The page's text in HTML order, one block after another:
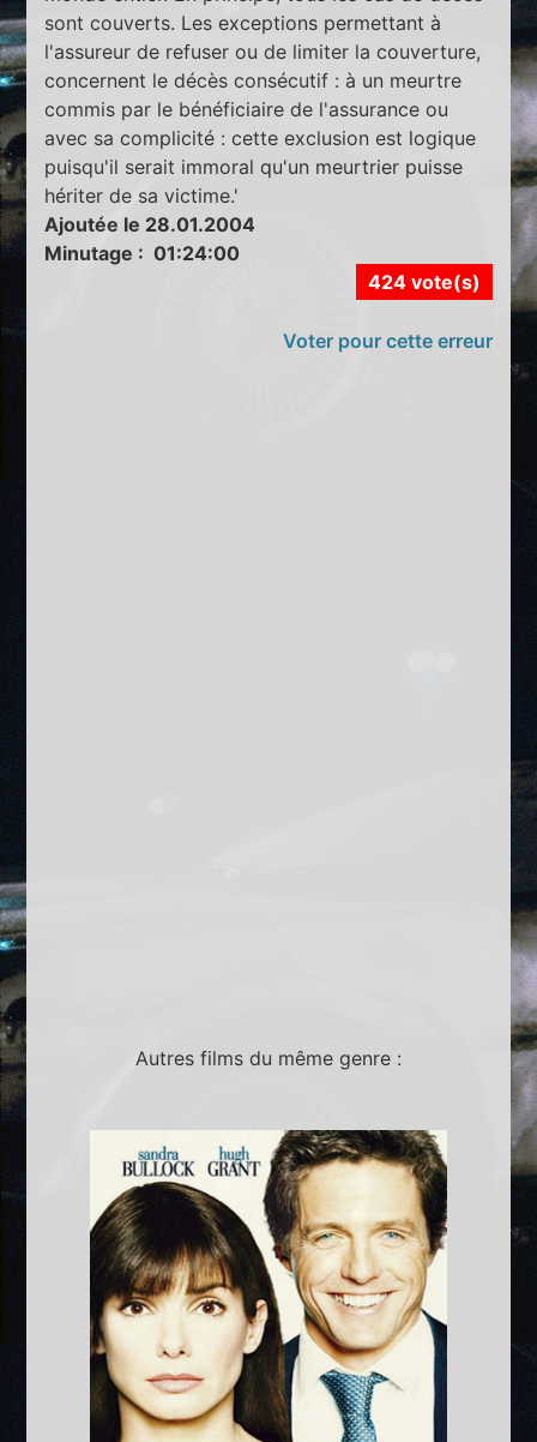
sont couverts. Les exceptions permettant à
l'assureur de refuser ou de limiter la couverture,
concernent le décès consécutif : à un meurtre
commis par le bénéficiaire de l'assurance ou
avec sa complicité : cette exclusion est logique
puisqu'il serait immoral qu'un meurtrier puisse
hériter de sa victime.'
Ajoutée le 28.01.2004
Minutage : 01:24:00
424 vote(s)
Voter pour cette erreur
Autres films du même genre :